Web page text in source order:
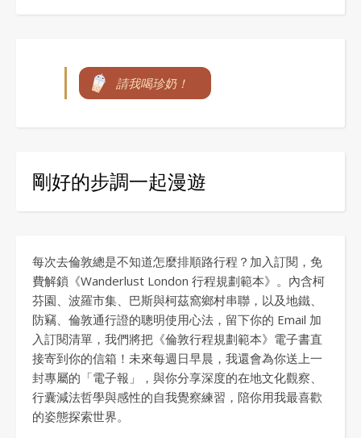
請我喝珍奶！
剛好的步調一起漫遊
每次去倫敦總是不知道怎麼排順路行程？加入訂閱，免
費解鎖《Wanderlust London 行程規劃範本》。內含柯
芬園、波羅市集、巴斯與柯茲窩鄉村串聯，以及地鐵、
防竊、倫敦通行證的聰明使用心法，留下你的 Email 加
入訂閱清單，我們將把《倫敦行程規劃範本》電子書直
接寄到你的信箱！未來每週日早晨，我還會為你送上一
封專屬的「電子報」，與你分享深度的在地文化觀察、
行囊減法哲學與感性的自我覺察練習，陪你用我最喜歡
的姿態探索世界。